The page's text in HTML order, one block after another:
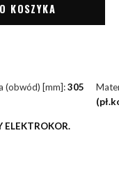
KOSZYKA
(obwód) [mm]:305
ELEKTROKOR.